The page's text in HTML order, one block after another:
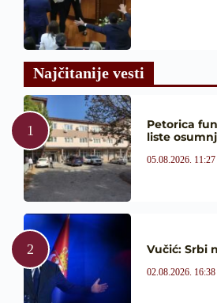
Najčitanije vesti
Petorica
liste
05.08.2026. 11:27
Vučić: Srbi
02.08.2026. 16:38